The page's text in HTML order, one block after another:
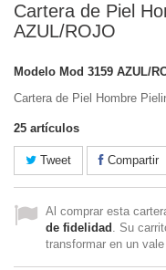
Cartera de Piel
AZUL/ROJO
Modelo Mod 3159 AZUL/
Cartera de Piel Hombre
25 artículos
Tweet Compartir
Al comprar esta
de fidelidad . Su
transformar en un